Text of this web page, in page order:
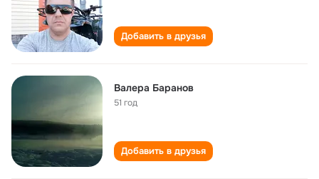
Добавить в друзья
Валера Баранов
51 год
Добавить в друзья